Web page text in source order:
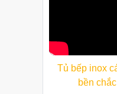
Tủ bếp inox
bền